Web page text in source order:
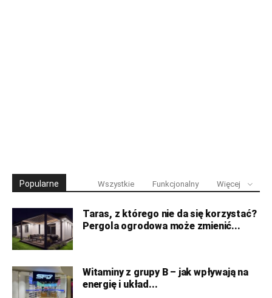
Popularne Wszystkie Funkcjonalny Więcej
Taras, z którego nie da się korzystać?
Pergola ogrodowa może zmienić...
Witaminy z grupy B – jak wpływają na
energię i układ...